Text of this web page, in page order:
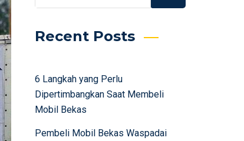
Recent Posts
6 Langkah yang Perlu
Dipertimbangkan Saat Membeli
Mobil Bekas
Pembeli Mobil Bekas Waspadai